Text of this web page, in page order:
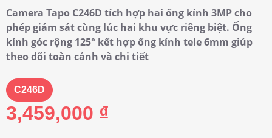
Camera Tapo C246D tích hợp hai ống kính 3MP cho
phép giám sát cùng lúc hai khu vực riêng biệt. Ống
kính góc rộng 125° kết hợp ống kính tele 6mm giúp
theo dõi toàn cảnh và chi tiết
C246D
3,459,000 ₫